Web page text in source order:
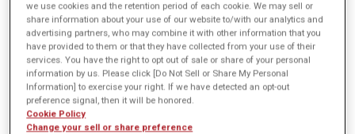
日程 2021年9月27日 (月)～2021年10月1日(金)
会場 Online
URL https://events.powersys-solutions.com/2021-powersys-
we use cookies and the retention period of each cookie. We may sell or
share information about your use of our website to/with our analytics and
advertising partners, who may combine it with other information that you
have provided to them or that they have collected from your use of their
services. You have the right to opt out of sale or share of your personal
information by us. Please click [Do Not Sell or Share My Personal
Information] to exercise your right. If we have detected an opt-out
preference signal, then it will be honored.
Cookie Policy
Change your sell or share preference